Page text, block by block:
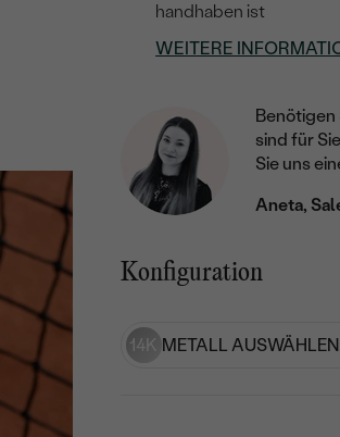
handhaben ist
WEITERE
Benötigen
sind für
Sie uns
Aneta,
Konfiguration
14K METALL